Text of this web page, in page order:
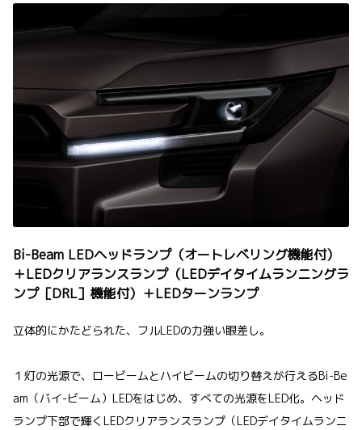
Bi-Beam LEDヘッドランプ（オートレベリング機能付）
＋LEDクリアランスランプ（LEDデイタイムランニングラ
ンプ［DRL］機能付）＋LEDターンランプ
立体的にかたどられた、フルLEDの力強い眼差し。
１灯の光源で、ロービームとハイビームの切り替えが行えるBi-Be
am（バイ-ビーム）LEDをはじめ、すべての光源をLED化。ヘッド
ランプ下部で輝くLEDクリアランスランプ（LEDデイタイムランニ